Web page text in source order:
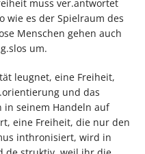
muss ver.antwortet
wie es der Spielraum des
Menschen gehen auch
um.
leugnet, eine Freiheit,
und das
in seinem Handeln auf
eine Freiheit, die nur den
inthronisiert, wird in